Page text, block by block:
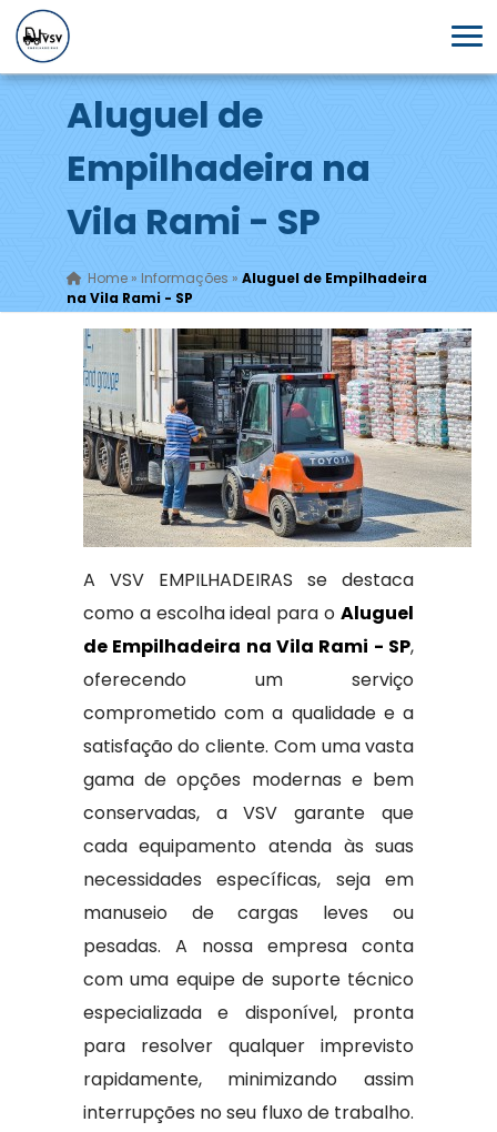
Aluguel de
Empilhadeira na
Vila Rami - SP
Home» Informações » Aluguel de Empilhadeira
na Vila Rami - SP
A VSV EMPILHADEIRAS se destaca
como a escolha ideal para oAluguel
de Empilhadeira na Vila Rami - SP,
oferecendo um serviço
comprometido com a qualidade e a
satisfação do cliente. Com uma vasta
gama de opções modernas e bem
conservadas, a VSV garante que
cada equipamento atenda às suas
necessidades específicas, seja em
manuseio de cargas leves ou
pesadas. A nossa empresa conta
com uma equipe de suporte técnico
especializada e disponível, pronta
para resolver qualquer imprevisto
rapidamente, minimizando assim
interrupções no seu fluxo de trabalho.